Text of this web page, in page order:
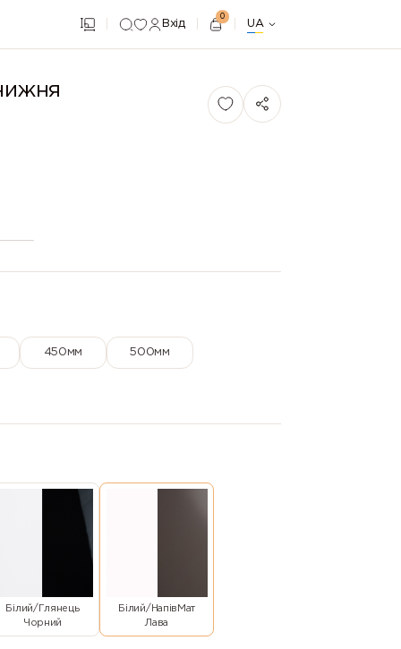
Вхід
0
UA
450мм 500мм
Білий/Глянець
Чорний
Білий/НапівМат
Лава